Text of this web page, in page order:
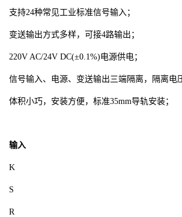
支持24种常见工业标准信号输入；
变送输出方式多样，可接4路输出；
220V AC/24V DC(±0.1%)电源供电；
信号输入、电源、变送输出三端隔离，隔离电
体积小巧，安装方便，标准35mm导轨安装；
输入
K
S
R